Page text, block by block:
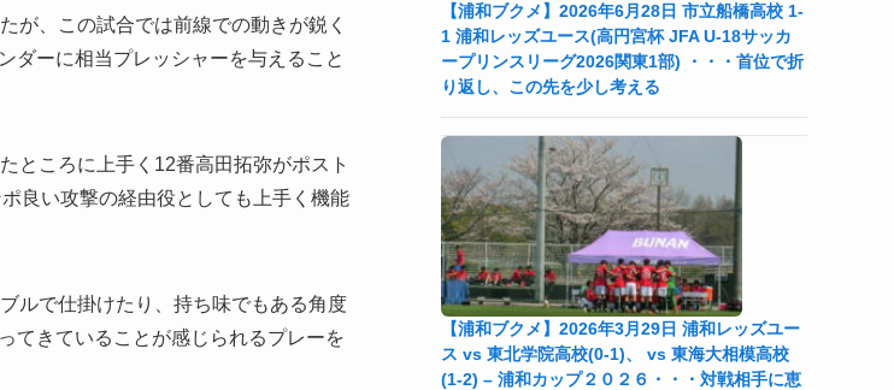
が、この試合では前線での動きが鋭く
ダーに相当プレッシャーを与えること
ところに上手く12番高田拓弥がポスト
良い攻撃の経由役としても上手く機能
ルで仕掛けたり、持ち味でもある角度
てきていることが感じられるプレーを
【浦和ブクメ】2026年6月28日 市立船橋高校 1-
1 浦和レッズユース(高円宮杯 JFA U-18サッカ
ープリンスリーグ2026関東1部) ・・・首位で折
り返し、この先を少し考える
【浦和ブクメ】2026年3月29日 浦和レッズユー
ス vs 東北学院高校(0-1)、 vs 東海大相模高校
(1-2) – 浦和カップ２０２６・・・対戦相手に恵